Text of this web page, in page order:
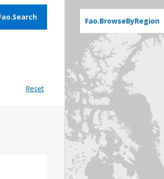
Reset
Fao.BrowseByRegion
Nordamerika
Europa & Großbritannien
Lateinamerika
Asien
Südasien
Afrika
Naher Osten
Ozeanien